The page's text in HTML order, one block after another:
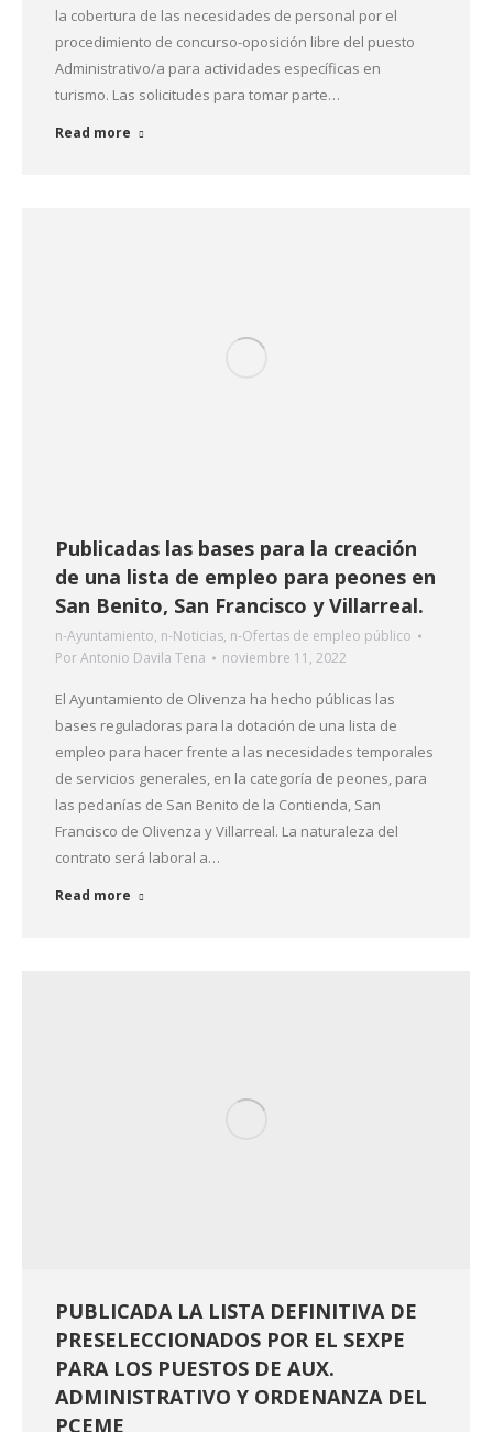
la cobertura de las necesidades de personal por el
procedimiento de concurso-oposición libre del puesto
Administrativo/a para actividades específicas en
turismo. Las solicitudes para tomar parte…
Read more
Publicadas las bases para la creación
de una lista de empleo para peones en
San Benito, San Francisco y Villarreal.
n-Ayuntamiento, n-Noticias, n-Ofertas de empleo público
PorAntonio Davila Tena noviembre 11, 2022
El Ayuntamiento de Olivenza ha hecho públicas las
bases reguladoras para la dotación de una lista de
empleo para hacer frente a las necesidades temporales
de servicios generales, en la categoría de peones, para
las pedanías de San Benito de la Contienda, San
Francisco de Olivenza y Villarreal. La naturaleza del
contrato será laboral a…
Read more
PUBLICADA LA LISTA DEFINITIVA DE
PRESELECCIONADOS POR EL SEXPE
PARA LOS PUESTOS DE AUX.
ADMINISTRATIVO Y ORDENANZA DEL
PCEME